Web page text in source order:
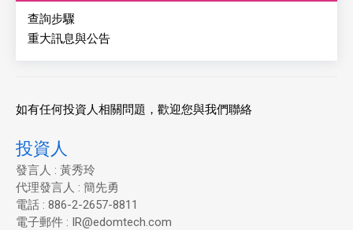
查詢步驟
重大訊息與公告
如有任何投資人相關問題，歡迎您與我們聯絡
投資人
發言人 : 黃秀玲
代理發言人 : 簡先勇
電話 : 886-2-2657-8811
電子郵件 : IR@edomtech.com